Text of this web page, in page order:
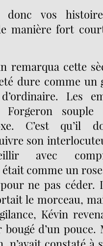
donc vos
manière fort
remarqua cette
dure comme un
Les
Forgeron souple
C’est qu’il
son
avec
comme un
ne pas
le morceau,
Kévin
d’un pouce.